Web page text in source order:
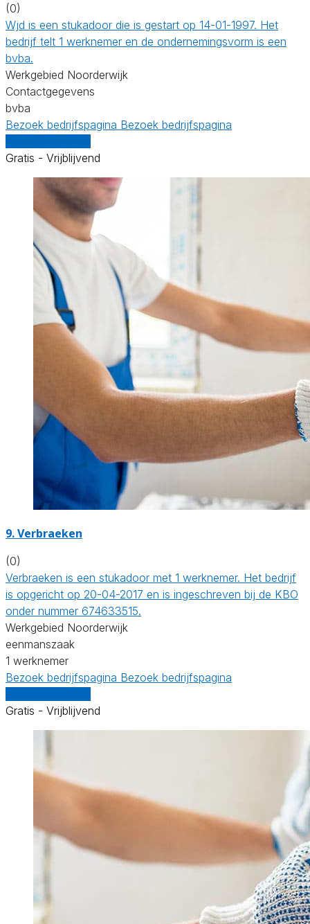
(0)
Wjd is een stukadoor die is gestart op 14-01-1997. Het
bedrijf telt 1 werknemer en de ondernemingsvorm is een
bvba.
Werkgebied Noorderwijk
Contactgegevens
bvba
Bezoek bedrijfspagina Bezoek bedrijfspagina
Gratis - Vrijblijvend
9. Verbraeken
(0)
Verbraeken is een stukadoor met 1 werknemer. Het bedrijf
is opgericht op 20-04-2017 en is ingeschreven bij de KBO
onder nummer 674633515.
Werkgebied Noorderwijk
eenmanszaak
1 werknemer
Bezoek bedrijfspagina Bezoek bedrijfspagina
Gratis - Vrijblijvend